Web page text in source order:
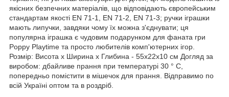
якісних безпечних матеріалів, що відповідають європейським
стандартам якості EN 71-1, EN 71-2, EN 71-3; ручки іграшки
мають липучки, завдяки чому їх можна з'єднувати; ця
популярна іграшка є чудовим подарунком для фаната гри
Poppy Playtime та просто любителів комп'ютерних ігор.
Розмір: Висота х Ширина х Глибина - 55x22x10 см Догляд за
виробом: дбайливе прання при температурі 30 ° С,
попередньо помістити в мішечок для прання. Відправимо по
всій Україні оптом та в роздріб.